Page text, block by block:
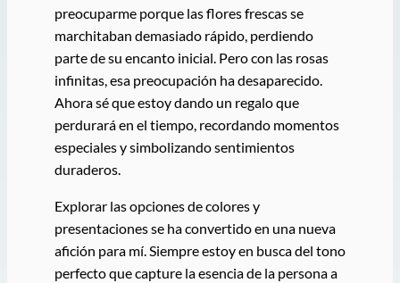
preocuparme porque las flores frescas se
marchitaban demasiado rápido, perdiendo
parte de su encanto inicial. Pero con las rosas
infinitas, esa preocupación ha desaparecido.
Ahora sé que estoy dando un regalo que
perdurará en el tiempo, recordando momentos
especiales y simbolizando sentimientos
duraderos.
Explorar las opciones de colores y
presentaciones se ha convertido en una nueva
afición para mí. Siempre estoy en busca del tono
perfecto que capture la esencia de la persona a